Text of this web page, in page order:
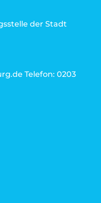
der Stadt
Telefon: 0203